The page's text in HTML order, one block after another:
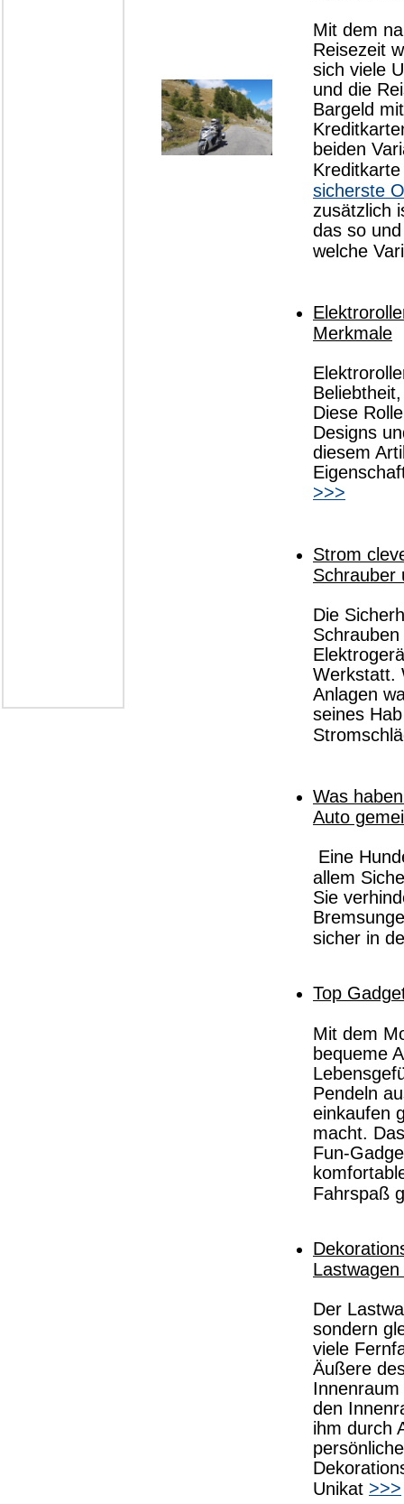
Mit dem
Reisezeit
sich viele
und die
Bargeld
beiden
sicherste
zusätzlich
das so
welche
Merkmale
Diese
Designs
diesem
>>>
Strom
Schrauber
Die
Werkstatt.
Anlagen
seines
Was
Auto
Eine
allem
Sie
sicher in
Top
Mit dem
bequeme
Pendeln
einkaufen
macht.
Fun-
Fahrspaß
Der
sondern
viele
Äußere
den
ihm durch
Unikat >>>